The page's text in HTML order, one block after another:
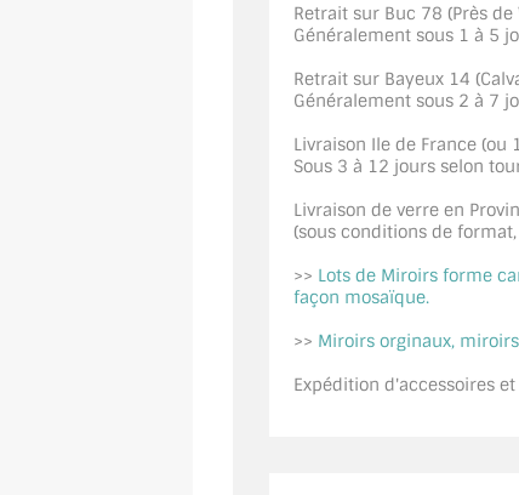
Retrait sur Buc 78 (Près
Généralement sous 1 à 5
Retrait sur Bayeux 14
Généralement sous 2 à 7
Livraison Ile de France (ou
Sous 3 à 12 jours selon
Livraison de verre en
(sous conditions de format,
>> Lots de Miroirs forme
façon mosaïque.
>> Miroirs orginaux,
Expédition d'accessoires